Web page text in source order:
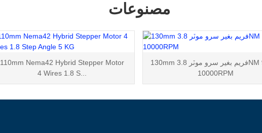
مصنوعات
110mm Nema42 Hybrid Stepper Motor
4 Wires 1.8 S...
130mm فريم بغير سرو موٽر 3.8NM 960W
10000RPM